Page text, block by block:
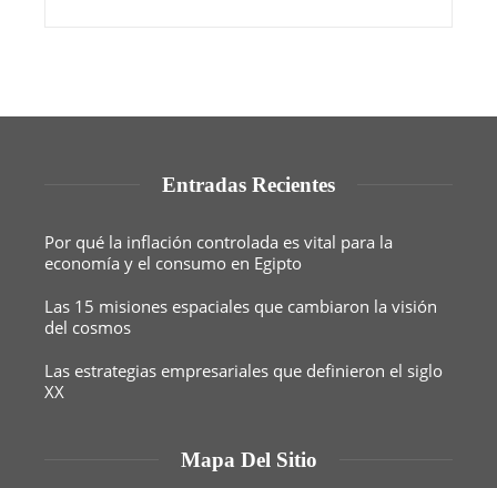
Entradas Recientes
Por qué la inflación controlada es vital para la
economía y el consumo en Egipto
Las 15 misiones espaciales que cambiaron la visión
del cosmos
Las estrategias empresariales que definieron el siglo
XX
Mapa Del Sitio